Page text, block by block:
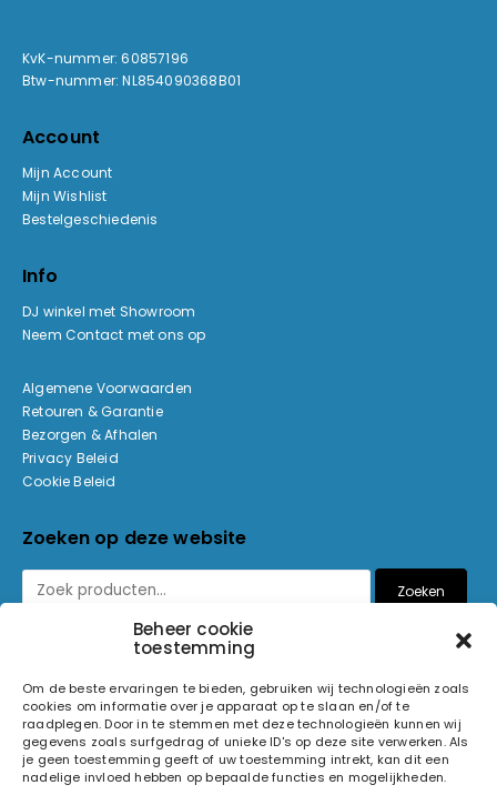
Beheer cookie
toestemming
Om de beste ervaringen te bieden, gebruiken wij technologieën zoals
cookies om informatie over je apparaat op te slaan en/of te
raadplegen. Door in te stemmen met deze technologieën kunnen wij
gegevens zoals surfgedrag of unieke ID's op deze site verwerken. Als
je geen toestemming geeft of uw toestemming intrekt, kan dit een
nadelige invloed hebben op bepaalde functies en mogelijkheden.
KvK-nummer: 60857196
Btw-nummer: NL854090368B01
Account
Mijn Account
Mijn Wishlist
Bestelgeschiedenis
Info
DJ winkel met Showroom
Neem Contact met ons op
Algemene Voorwaarden
Retouren & Garantie
Bezorgen & Afhalen
Privacy Beleid
Cookie Beleid
Zoeken op deze website
Zoeken